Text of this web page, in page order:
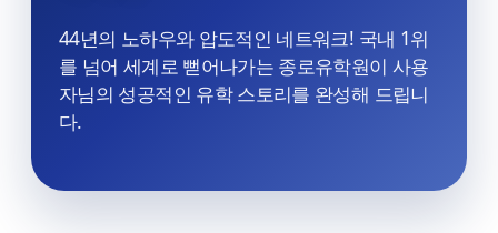
44년의 노하우와 압도적인 네트워크! 국내 1위
를 넘어 세계로 뻗어나가는 종로유학원이 사용
자님의 성공적인 유학 스토리를 완성해 드립니
다.